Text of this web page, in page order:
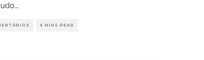
...
6 MINS READ